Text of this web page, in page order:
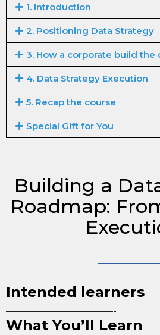
1. Introduction
2. Positioning Data Strategy
3. How a corporate build the
4. Data Strategy Execution
5. Recap the course
Special Gift for You
Building a
Roadmap:
Intended learners
————————————-
What You’ll Learn